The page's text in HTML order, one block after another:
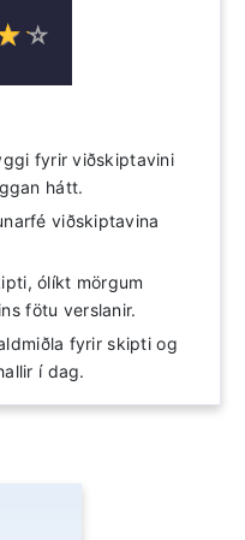
☆
★
fyrir viðskiptavini
hátt.
viðskiptavina
ólíkt mörgum
fötu verslanir.
fyrir skipti og
í dag.